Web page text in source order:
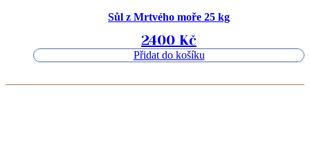
Sůl z Mrtvého moře 25 kg
2400 Kč
Přidat do košíku